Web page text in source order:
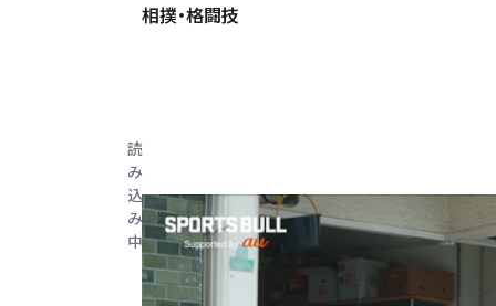
相撲・格闘技
読
み
込
み
中...